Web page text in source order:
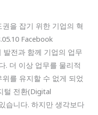
을 잡기 위한 기업의 혁
Facebook
전과 함께 기업의 업무
. 더 이상 업무를 물리적
를 유지할 수 없게 되었
털 전환(Digital
습니다. 하지만 생각보다